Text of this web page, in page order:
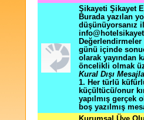
Şikayeti Şikayet
Burada yazılan
düşünüyorsanız
günü içinde
olarak yayından
öncelikli olmak
Kural Dışı
1. Her türlü
küçültücü/onur
yapılmış gerçek
boş yazılmış